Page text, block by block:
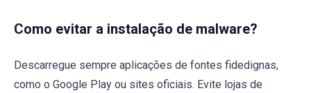
Como evitar a instalação de malware?
Descarregue sempre aplicações de fontes fidedignas,
como o Google Play ou sites oficiais. Evite lojas de